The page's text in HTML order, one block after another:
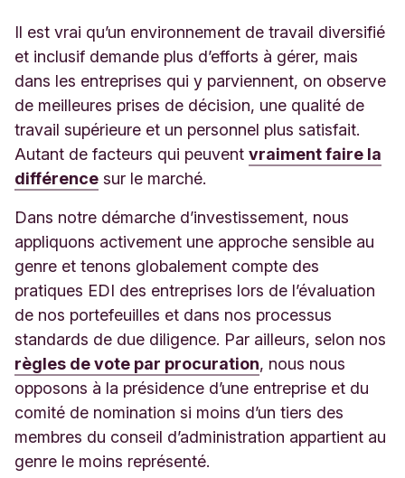
Il est vrai qu’un environnement de travail diversifié
et inclusif demande plus d’efforts à gérer, mais
dans les entreprises qui y parviennent, on observe
de meilleures prises de décision, une qualité de
travail supérieure et un personnel plus satisfait.
Autant de facteurs qui peuvent vraiment faire la
différence sur le marché.
Dans notre démarche d’investissement, nous
appliquons activement une approche sensible au
genre et tenons globalement compte des
pratiques EDI des entreprises lors de l’évaluation
de nos portefeuilles et dans nos processus
standards de due diligence. Par ailleurs, selon nos
règles de vote par procuration, nous nous
opposons à la présidence d’une entreprise et du
comité de nomination si moins d’un tiers des
membres du conseil d’administration appartient au
genre le moins représenté.